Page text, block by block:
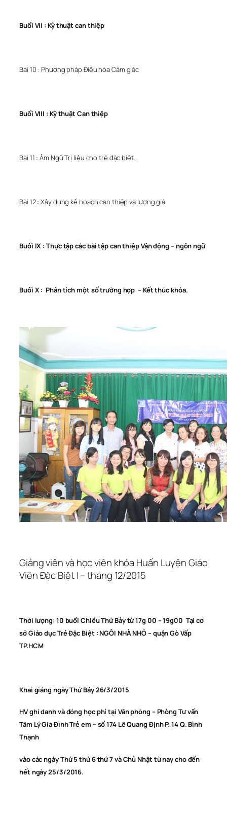
Buổi VII : Kỹ thuật can thiệp
Bài 10 : Phương pháp Điều hòa Cảm giác
Buổi VIII : Kỹ thuật Can thiệp
Bài 11 : Âm Ngữ Trị liệu cho trẻ đặc biệt.
Bài 12 : Xây dựng kế hoạch can thiệp và lượng giá
Buổi IX : Thực tập các bài tập can thiệp Vận động – ngôn ngữ
Buổi X : Phân tích một số trường hợp – Kết thúc khóa.
Giảng viên và học viên khóa Huấn Luyện Giáo
Viên Đặc Biệt I – tháng 12/2015
Thời lượng: 10 buổi Chiều Thứ Bảy từ 17g 00 – 19g00 Tại cơ
sở Giáo dục Trẻ Đặc Biệt : NGÔI NHÀ NHỎ – quận Gò Vấp
TP.HCM
Khai giảng ngày Thứ Bảy 26/3/2015
HV ghi danh và đóng học phí tại Văn phòng – Phòng Tư vấn
Tâm Lý Gia Đình Trẻ em – số 174 Lê Quang Định P. 14 Q. Bình
Thạnh
vào các ngày Thứ 5 thứ 6 thứ 7 và Chủ Nhật từ nay cho đến
hết ngày 25/3/2016.